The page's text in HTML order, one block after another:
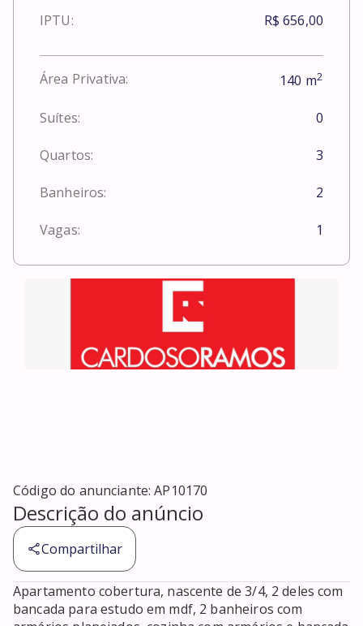
IPTU: R$ 656,00
Área Privativa: 140 m2
Suítes: 0
Quartos: 3
Banheiros: 2
Vagas: 1
Código do anunciante:AP10170
Descrição do anúncio
Compartilhar
Apartamento cobertura, nascente de 3/4, 2 deles com
bancada para estudo em mdf, 2 banheiros com